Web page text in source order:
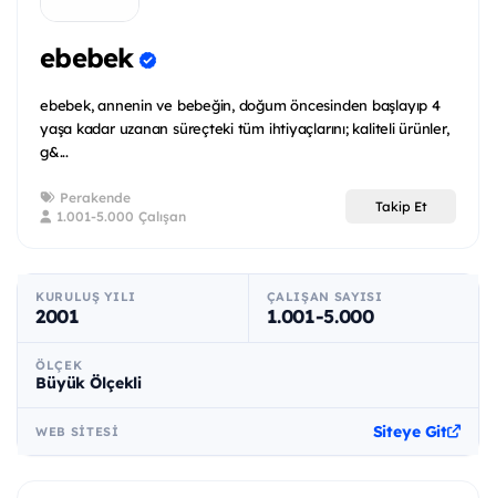
ebebek
ebebek, annenin ve bebeğin, doğum öncesinden başlayıp 4
yaşa kadar uzanan süreçteki tüm ihtiyaçlarını; kaliteli ürünler,
g&...
Perakende
1.001-5.000 Çalışan
Takip Et
KURULUŞ YILI
2001
ÇALIŞAN SAYISI
1.001-5.000
ÖLÇEK
Büyük Ölçekli
WEB SITESI Siteye Git